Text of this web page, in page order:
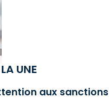
UNE
aux sanctions